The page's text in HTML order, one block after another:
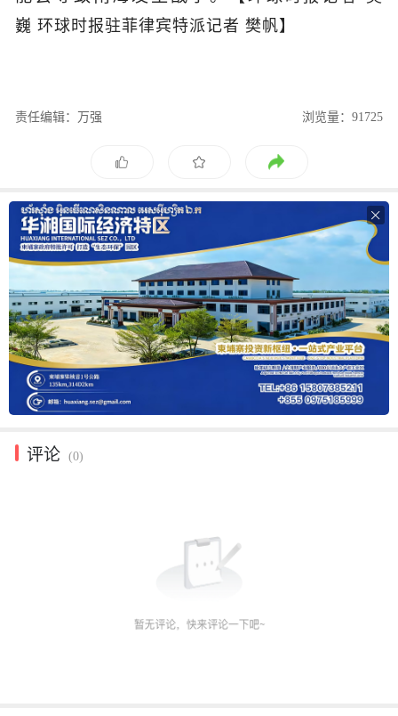
巍 环球时报驻菲律宾特派记者 樊帆】
责任编辑：万强 浏览量：91725

评论 (0)